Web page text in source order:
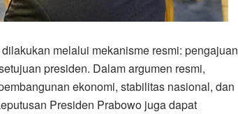
melalui mekanisme resmi: pengajuan
presiden. Dalam argumen resmi,
ekonomi, stabilitas nasional, dan
Presiden Prabowo juga dapat